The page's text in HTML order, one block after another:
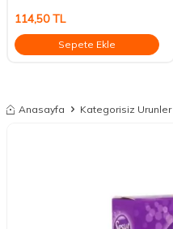
114,50TL
Sepete Ekle
Anasayfa Kategorisiz Urunler